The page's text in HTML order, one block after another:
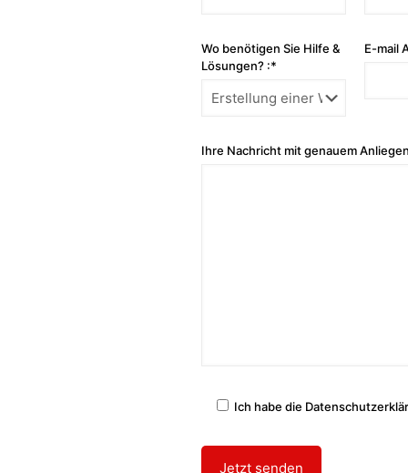
Wo benötigen Sie Hilfe &
Lösungen? :*
E-mail
Ihre Nachricht mit genauem
Ich habe die